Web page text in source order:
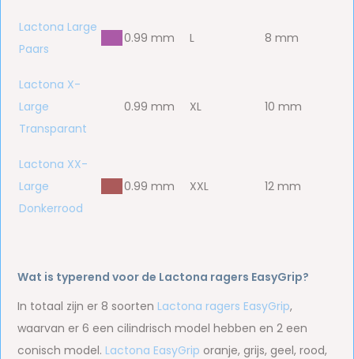
Lactona Large
Paars
0.99 mm L 8 mm
Lactona X-
Large
Transparant
0.99 mm XL 10 mm
Lactona XX-
Large
Donkerrood
0.99 mm XXL 12 mm
Wat is typerend voor de Lactona ragers EasyGrip?
In totaal zijn er 8 soorten Lactona ragers EasyGrip,
waarvan er 6 een cilindrisch model hebben en 2 een
conisch model. Lactona EasyGrip oranje, grijs, geel, rood,